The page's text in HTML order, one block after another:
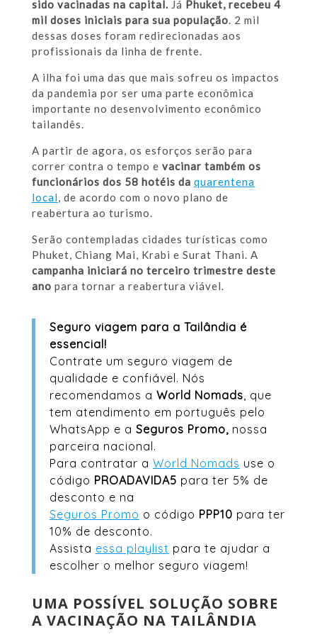
sido vacinadas na capital. Já Phuket, recebeu 4
mil doses iniciais para sua população. 2 mil
dessas doses foram redirecionadas aos
profissionais da linha de frente.
A ilha foi uma das que mais sofreu os impactos
da pandemia por ser uma parte econômica
importante no desenvolvimento econômico
tailandês.
A partir de agora, os esforços serão para
correr contra o tempo e vacinar também os
funcionários dos 58 hotéis da quarentena
local, de acordo com o novo plano de
reabertura ao turismo.
Serão contempladas cidades turísticas como
Phuket, Chiang Mai, Krabi e Surat Thani. A
campanha iniciará no terceiro trimestre deste
ano para tornar a reabertura viável.
Seguro viagem para a Tailândia é
essencial!
Contrate um seguro viagem de
qualidade e confiável. Nós
recomendamos a World Nomads, que
tem atendimento em português pelo
WhatsApp e a Seguros Promo, nossa
parceira nacional.
Para contratar a World Nomads use o
código PROADAVIDA5 para ter 5% de
desconto e na
Seguros Promo o código PPP10 para ter
10% de desconto.
Assista essa playlist para te ajudar a
escolher o melhor seguro viagem!
UMA POSSÍVEL SOLUÇÃO SOBRE
A VACINAÇÃO NA TAILÂNDIA